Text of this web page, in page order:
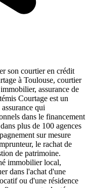
son courtier en crédit
à Toulouse, courtier
assurance de
Courtage est un
qui
dans le financement
plus de 100 agences
sur mesure
le rachat de
de patrimoine.
immobilier local,
dans l'achat d'une
ou d'une résidence